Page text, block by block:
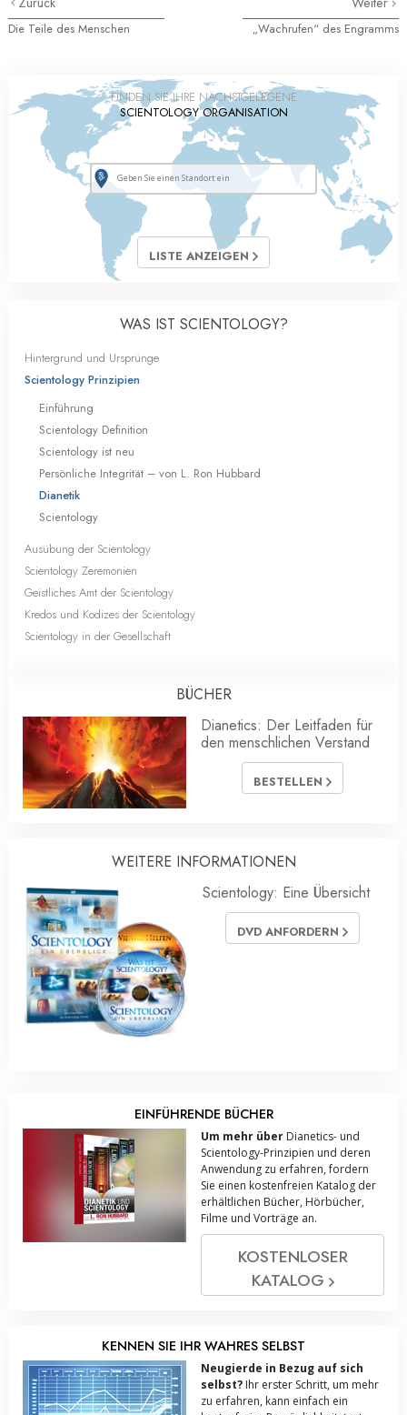
Die Teile des Menschen „Wachrufen“ des Engramms
FINDEN SIE IHRE NÄCHSTGELEGENE
SCIENTOLOGY ORGANISATION
LISTE ANZEIGEN
WAS IST SCIENTOLOGY?
Hintergrund und Ursprünge
Scientology Prinzipien
Einführung
Scientology Definition
Scientology ist neu
Persönliche Integrität – von L. Ron Hubbard
Dianetik
Scientology
Ausübung der Scientology
Scientology Zeremonien
Geistliches Amt der Scientology
Kredos und Kodizes der Scientology
Scientology in der Gesellschaft
BÜCHER
Dianetics: Der Leitfaden für
den menschlichen Verstand
BESTELLEN
WEITERE INFORMATIONEN
Scientology: Eine Übersicht
DVD ANFORDERN
EINFÜHRENDE BÜCHER
Um mehr über Dianetics- und
Scientology-Prinzipien und deren
Anwendung zu erfahren, fordern
Sie einen kostenfreien Katalog der
erhältlichen Bücher, Hörbücher,
Filme und Vorträge an.
KOSTENLOSER
KATALOG
KENNEN SIE IHR WAHRES SELBST
Neugierde in Bezug auf sich
selbst? Ihr erster Schritt, um mehr
zu erfahren, kann einfach ein